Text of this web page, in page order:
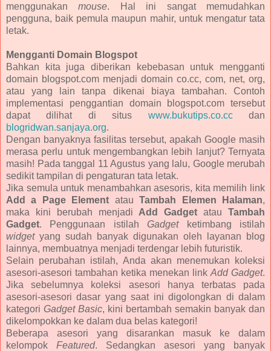
menggunakanmouse. Hal ini sangat memudahkan
pengguna, baik pemula maupun mahir, untuk mengatur tata
letak.
Mengganti Domain Blogspot
Bahkan kita juga diberikan kebebasan untuk mengganti
domain blogspot.com menjadi domain co.cc, com, net, org,
atau yang lain tanpa dikenai biaya tambahan. Contoh
implementasi penggantian domain blogspot.com tersebut
dapat dilihat di situs www.bukutips.co.ccdan
blogridwan.sanjaya.org.
Dengan banyaknya fasilitas tersebut, apakah Google masih
merasa perlu untuk mengembangkan lebih lanjut? Ternyata
masih! Pada tanggal 11 Agustus yang lalu, Google merubah
sedikit tampilan di pengaturan tata letak.
Jika semula untuk menambahkan asesoris, kita memilih link
Add a Page Element atauTambah Elemen Halaman,
maka kini berubah menjadi Add Gadget atauTambah
Gadget. Penggunaan istilahGadgetketimbang istilah
widgetyang sudah banyak digunakan oleh layanan blog
lainnya, membuatnya menjadi terdengar lebih futuristik.
Selain perubahan istilah, Anda akan menemukan koleksi
asesori-asesori tambahan ketika menekan link Add Gadget.
Jika sebelumnya koleksi asesori hanya terbatas pada
asesori-asesori dasar yang saat ini digolongkan di dalam
kategori Gadget Basic, kini bertambah semakin banyak dan
dikelompokkan ke dalam dua belas kategori!
Beberapa asesori yang disarankan masuk ke dalam
kelompok Featured. Sedangkan asesori yang banyak